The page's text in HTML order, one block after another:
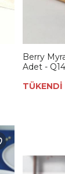
Berry
Adet - Q14
TÜKENDİ